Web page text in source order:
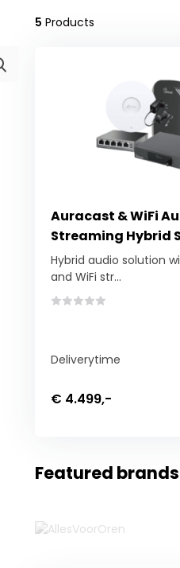
5 Products
Auracast & WiFi
Streaming Hybrid
Hybrid audio solution
and WiFi str...
Deliverytime
€ 4.499,-
Featured